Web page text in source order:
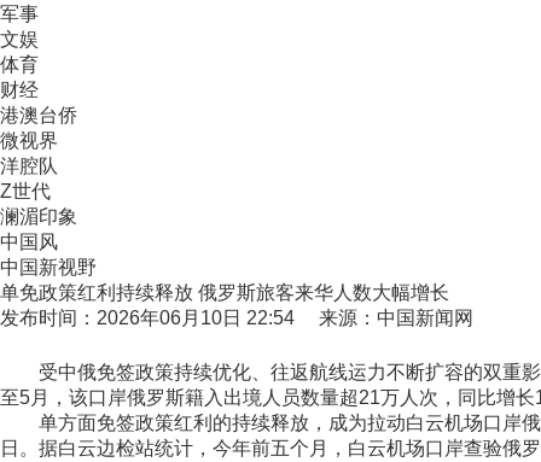
军事
文娱
体育
财经
港澳台侨
微视界
洋腔队
Z世代
澜湄印象
中国风
中国新视野
单免政策红利持续释放 俄罗斯旅客来华人数大幅增长
发布时间：2026年06月10日 22:54 来源：中国新闻网
受中俄免签政策持续优化、往返航线运力不断扩容的双重影
至5月，该口岸俄罗斯籍入出境人员数量超21万人次，同比增
单方面免签政策红利的持续释放，成为拉动白云机场口岸俄
日。据白云边检站统计，今年前五个月，白云机场口岸查验俄